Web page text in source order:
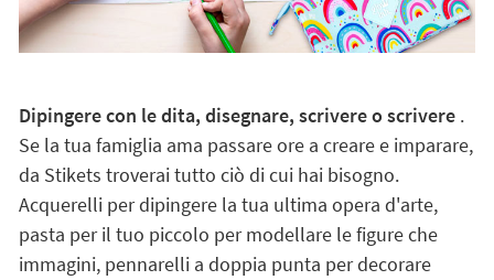
Dipingere con le dita, disegnare, scrivere o scrivere.
Se la tua famiglia ama passare ore a creare e imparare,
da Stikets troverai tutto ciò di cui hai bisogno.
Acquerelli per dipingere la tua ultima opera d'arte,
pasta per il tuo piccolo per modellare le figure che
immagini, pennarelli a doppia punta per decorare